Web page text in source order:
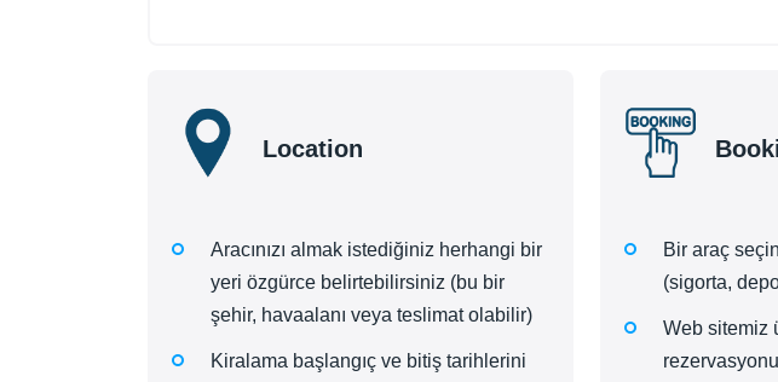
Location
Aracınızı almak istediğiniz herhangi bir
yeri özgürce belirtebilirsiniz (bu bir
şehir, havaalanı veya teslimat olabilir)
Kiralama başlangıç ve bitiş tarihlerini
Bir araç
(sigorta,
Web sitemiz